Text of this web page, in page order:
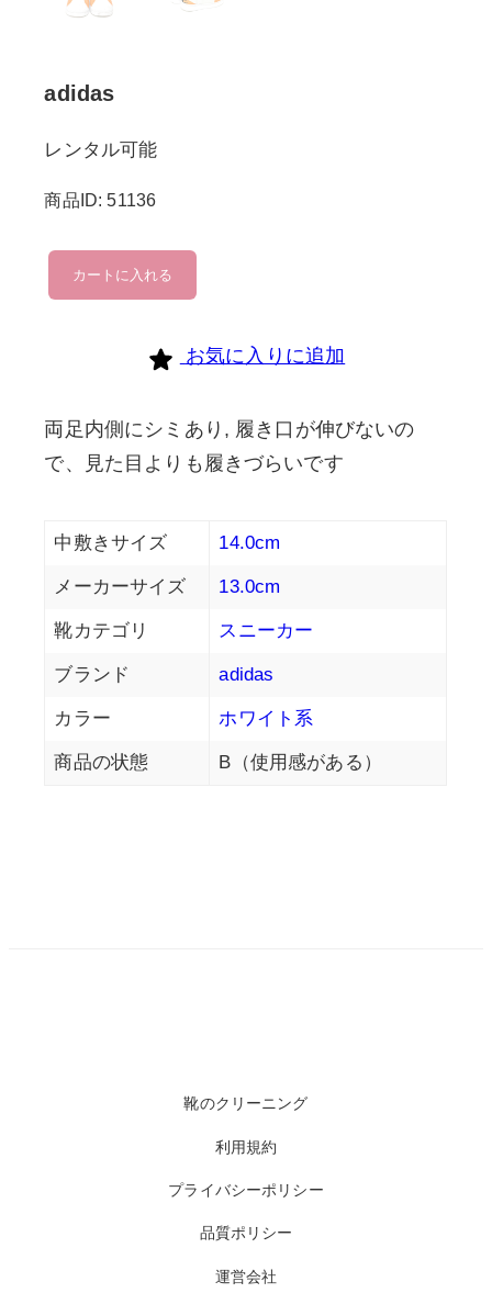
adidas
レンタル可能
商品ID: 51136
adidas
個
カートに入れる
お気に入りに追加
両足内側にシミあり, 履き口が伸びないの
で、見た目よりも履きづらいです
中敷きサイズ 14.0cm
メーカーサイズ 13.0cm
靴カテゴリ スニーカー
ブランド adidas
カラー ホワイト系
商品の状態 B（使用感がある）
靴のクリーニング
利用規約
プライバシーポリシー
品質ポリシー
運営会社